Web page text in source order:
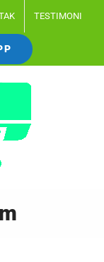
TESTIMONI